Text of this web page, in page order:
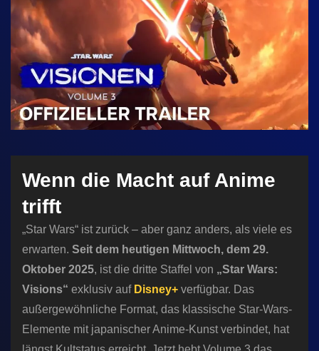
Wenn die Macht auf Anime
trifft
„Star Wars“ ist zurück – aber ganz anders, als viele es
erwarten. Seit dem heutigen Mittwoch, dem 29.
Oktober 2025, ist die dritte Staffel von „Star Wars:
Visions“ exklusiv auf Disney+ verfügbar. Das
außergewöhnliche Format, das klassische Star-Wars-
Elemente mit japanischer Anime-Kunst verbindet, hat